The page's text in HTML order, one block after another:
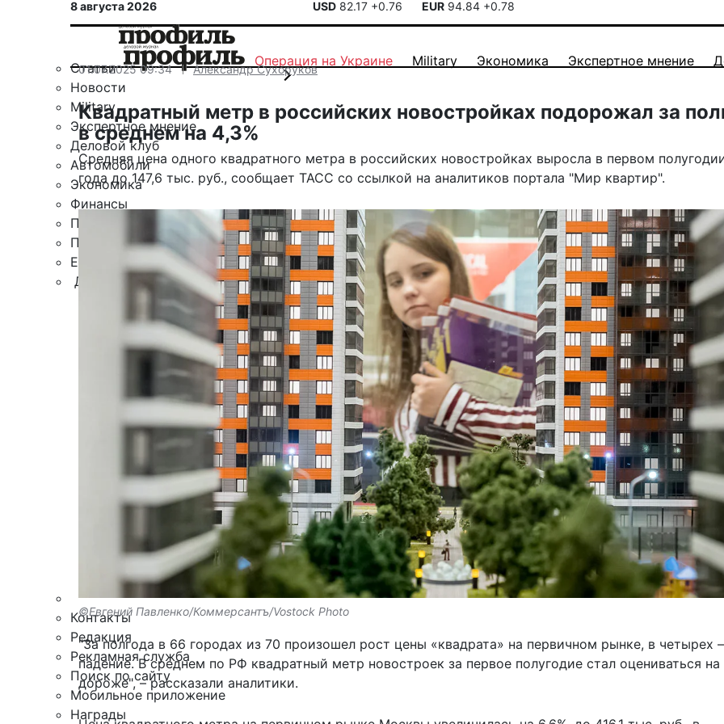
8 августа 2026 USD 82.17 +0.76 EUR 94.84 +0.78
Статьи
Новости
Military
Экспертное мнение
Деловой клуб
Автомобили
Экономика
Финансы
Политика
Путешествия
ЕАЭС
Другие рубрики
Спецпроект «Юрий Мамлеев»
Календарь событий
Зарубежье
Наука и Технологии
Культура
Общество
Спорт
Здоровье
Происшествия
Стиль жизни
Новости партнеров
Интересное
Контакты
Редакция
Рекламная служба
Поиск по сайту
Мобильное приложение
Награды
Операция на Украине Military Экономика Экспертное мнение
01.07.2025 09:34 Александр Сухоруков
Квадратный метр в российских новостройках подорожал за
в среднем на 4,3%
Средняя цена одного квадратного метра в российских новостройках выросла в первом
года до 147,6 тыс. руб., сообщает ТАСС со ссылкой на аналитиков портала "Мир квартир".
©Евгений Павленко/Коммерсантъ/Vostock Photo
"За полгода в 66 городах из 70 произошел рост цены «квадрата» на первичном рынке, в четырех –
падение. В среднем по РФ квадратный метр новостроек за первое полугодие стал оцениваться на
дороже", – рассказали аналитики.